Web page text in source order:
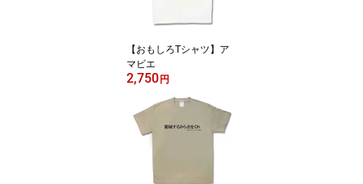
【おもしろTシャツ】ア
マビエ
2,750 円